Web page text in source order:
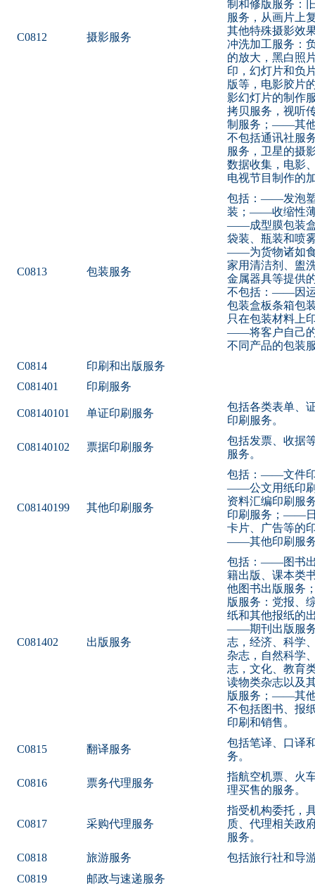
C0812 摄影服务
制和修版服务：
服务，从画片上
其他特殊摄影
冲洗加工服务：
的放大，黑白照
印，幻灯片和负
版等，电影胶片
影幻灯片的制作
拷贝服务，视听
制服务；——其
不包括通讯社服
服务，卫星的摄
数据收集，电影
电视节目制作的
C0813 包装服务
包括：——发泡
装；——收缩性
——成型膜包装
袋装、瓶装和喷
——为货物诸如
家用清洁剂、盥
金属器具等提供
不包括：——因
包装盒板条箱
只在包装材料上
——将客户自己
不同产品的包装
C0814
印刷和出版服务
C081401
印刷服务
C08140101 单证印刷服务
包括各类表单、
印刷服务。
C08140102 票据印刷服务
包括发票、收据
服务。
C08140199 其他印刷服务
包括：——文件
——公文用纸印
资料汇编印刷
印刷服务；——
卡片、广告等的
——其他印刷服
C081402 出版服务
包括：——图书
籍出版、课本类
他图书出版服
版服务：党报、
纸和其他报纸的
——期刊出版服
志，经济、科学
杂志，自然科学
志，文化、教育
读物类杂志以及
版服务；——其
不包括图书、报
印刷和销售。
C0815 翻译服务
包括笔译、口译
务。
C0816 票务代理服务
指航空机票、火
理买售的服务。
C0817 采购代理服务
指受机构委托，
质、代理相关政
服务。
C0818
旅游服务
包括旅行社和导
C0819
邮政与速递服务